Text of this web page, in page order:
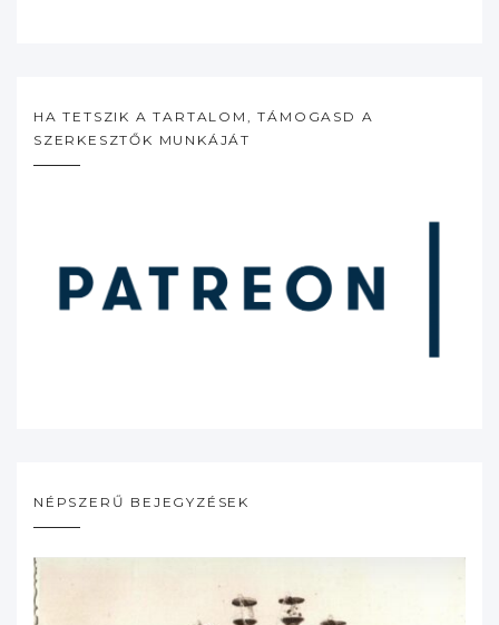
HA TETSZIK A TARTALOM, TÁMOGASD A
SZERKESZTŐK MUNKÁJÁT
NÉPSZERŰ BEJEGYZÉSEK